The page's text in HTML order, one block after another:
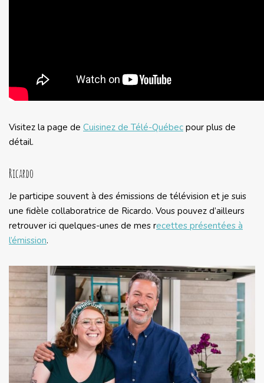
Visitez la page de Cuisinez de Télé-Québec pour plus de
détail.
Ricardo
Je participe souvent à des émissions de télévision et je suis
une fidèle collaboratrice de Ricardo. Vous pouvez d’ailleurs
retrouver ici quelques-unes de mes recettes présentées à
l’émission.